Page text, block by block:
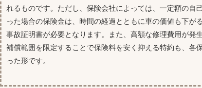
れるものです。ただし、保険会社によっては、一定額の自
った場合の保険金は、時間の経過とともに車の価値も下
事故証明書が必要となります。また、高額な修理費用が発
補償範囲を限定することで保険料を安く抑える特約も、各
った形です。